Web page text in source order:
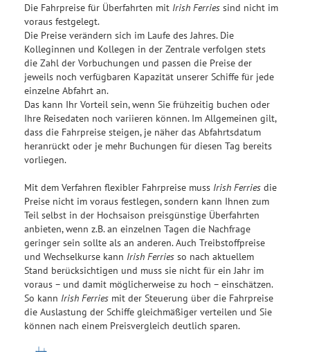
Die Fahrpreise für Überfahrten mit Irish Ferries sind nicht im
voraus festgelegt.
Die Preise verändern sich im Laufe des Jahres. Die
Kolleginnen und Kollegen in der Zentrale verfolgen stets
die Zahl der Vorbuchungen und passen die Preise der
jeweils noch verfügbaren Kapazität unserer Schiffe für jede
einzelne Abfahrt an.
Das kann Ihr Vorteil sein, wenn Sie frühzeitig buchen oder
Ihre Reisedaten noch variieren können. Im Allgemeinen gilt,
dass die Fahrpreise steigen, je näher das Abfahrtsdatum
heranrückt oder je mehr Buchungen für diesen Tag bereits
vorliegen.
Mit dem Verfahren flexibler Fahrpreise muss Irish Ferries die
Preise nicht im voraus festlegen, sondern kann Ihnen zum
Teil selbst in der Hochsaison preisgünstige Überfahrten
anbieten, wenn z.B. an einzelnen Tagen die Nachfrage
geringer sein sollte als an anderen. Auch Treibstoffpreise
und Wechselkurse kann Irish Ferries so nach aktuellem
Stand berücksichtigen und muss sie nicht für ein Jahr im
voraus – und damit möglicherweise zu hoch – einschätzen.
So kann Irish Ferries mit der Steuerung über die Fahrpreise
die Auslastung der Schiffe gleichmäßiger verteilen und Sie
können nach einem Preisvergleich deutlich sparen.